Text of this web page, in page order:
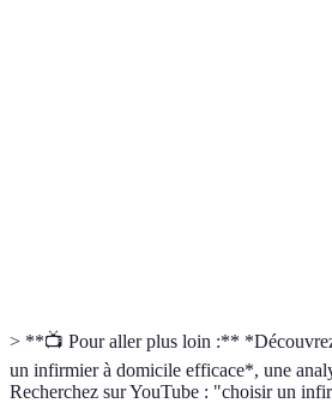
> **📺 Pour aller plus loin :**
un infirmier à domicile efficace*, une
Recherchez sur YouTube : "choisir un